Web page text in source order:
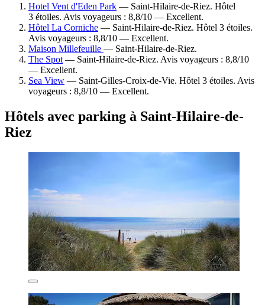
Hotel Vent d'Eden Park — Saint-Hilaire-de-Riez. Hôtel
3 étoiles. Avis voyageurs : 8,8/10 — Excellent.
Hôtel La Corniche — Saint-Hilaire-de-Riez. Hôtel 3 étoiles.
Avis voyageurs : 8,8/10 — Excellent.
Maison Millefeuille — Saint-Hilaire-de-Riez.
The Spot — Saint-Hilaire-de-Riez. Avis voyageurs : 8,8/10
— Excellent.
Sea View — Saint-Gilles-Croix-de-Vie. Hôtel 3 étoiles. Avis
voyageurs : 8,8/10 — Excellent.
Hôtels avec parking à Saint-Hilaire-de-
Riez